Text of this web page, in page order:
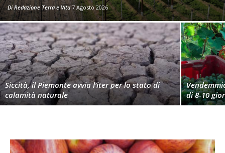
Di Redazione Terra e Vita 7 Agosto 2026
Siccità, il Piemonte avvia l’iter per lo stato di
calamità naturale
di 8-10